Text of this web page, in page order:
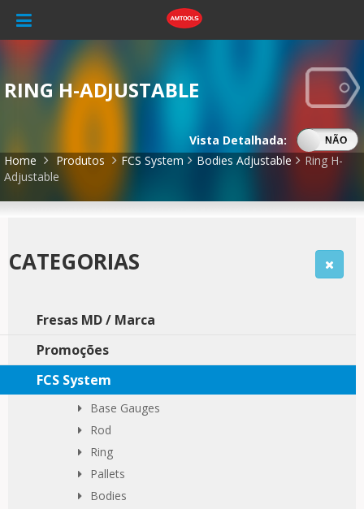
RING H-ADJUSTABLE
Vista Detalhada:
SIM NÃO
Home Produtos FCS System Bodies Adjustable
Ring H-
Adjustable
CATEGORIAS
Fresas MD / Marca
Promoções
FCS System
Base Gauges
Rod
Ring
Pallets
Bodies